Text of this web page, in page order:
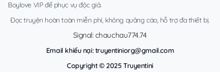
Boylove VIP để phục vụ độc giả.
Đọc truyện hoàn toàn miễn phí, không quảng cáo, hỗ trợ đa thiết bị.
Signal: chauchau774.74
Email khiếu nại:truyentiniorg@gmail.com
Copyright © 2025 Truyentini